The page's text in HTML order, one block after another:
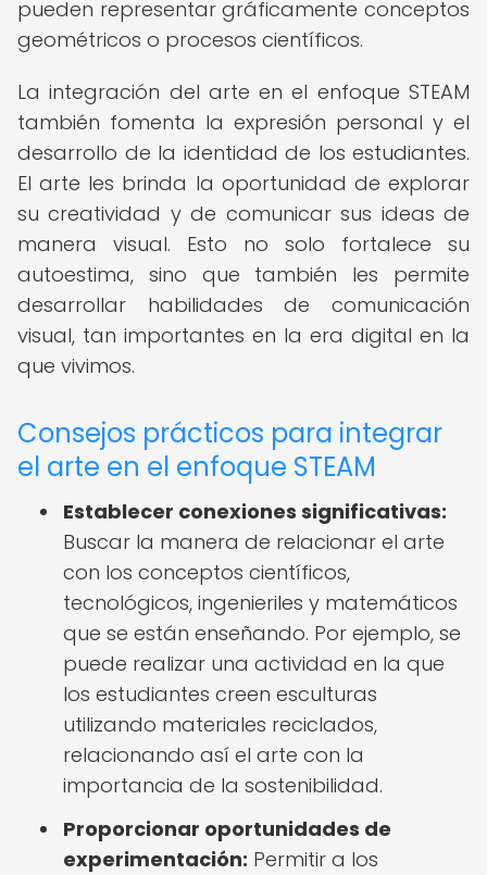
pueden representar gráficamente conceptos
geométricos o procesos científicos.
La integración del arte en el enfoque STEAM
también fomenta la expresión personal y el
desarrollo de la identidad de los estudiantes.
El arte les brinda la oportunidad de explorar
su creatividad y de comunicar sus ideas de
manera visual. Esto no solo fortalece su
autoestima, sino que también les permite
desarrollar habilidades de comunicación
visual, tan importantes en la era digital en la
que vivimos.
Consejos prácticos para integrar
el arte en el enfoque STEAM
Establecer conexiones significativas:
Buscar la manera de relacionar el arte
con los conceptos científicos,
tecnológicos, ingenieriles y matemáticos
que se están enseñando. Por ejemplo, se
puede realizar una actividad en la que
los estudiantes creen esculturas
utilizando materiales reciclados,
relacionando así el arte con la
importancia de la sostenibilidad.
Proporcionar oportunidades de
experimentación: Permitir a los